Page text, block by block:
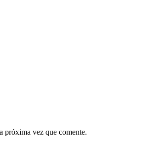
próxima vez que comente.